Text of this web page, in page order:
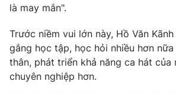
® Cấm sao chép dưới mọi hình thức nếu
thuận bằng văn bản. Ghi rõ nguồn VTV.vn
là may mắn".
Trước niềm vui lớn này, Hồ Văn
gắng học tập, học hỏi nhiều hơn
thân, phát triển khả năng ca hát của
chuyên nghiệp hơn.